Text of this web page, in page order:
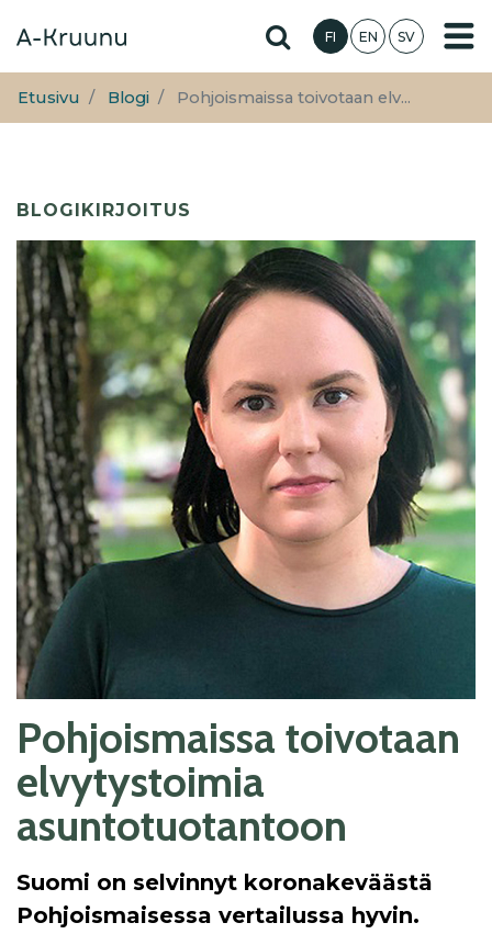
pääsisältöön
Hae sivustolta
FI EN SV
Etusivu Blogi Pohjoismaissa toivotaan elv...
BLOGIKIRJOITUS
Pohjoismaissa toivotaan
elvytystoimia
asuntotuotantoon
Suomi on selvinnyt koronakeväästä
Pohjoismaisessa vertailussa hyvin.